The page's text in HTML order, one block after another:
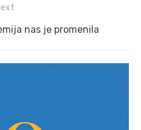
nas je promenila